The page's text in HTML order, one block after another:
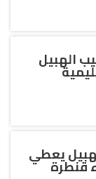
الهبيل
يعطي
قنطرة